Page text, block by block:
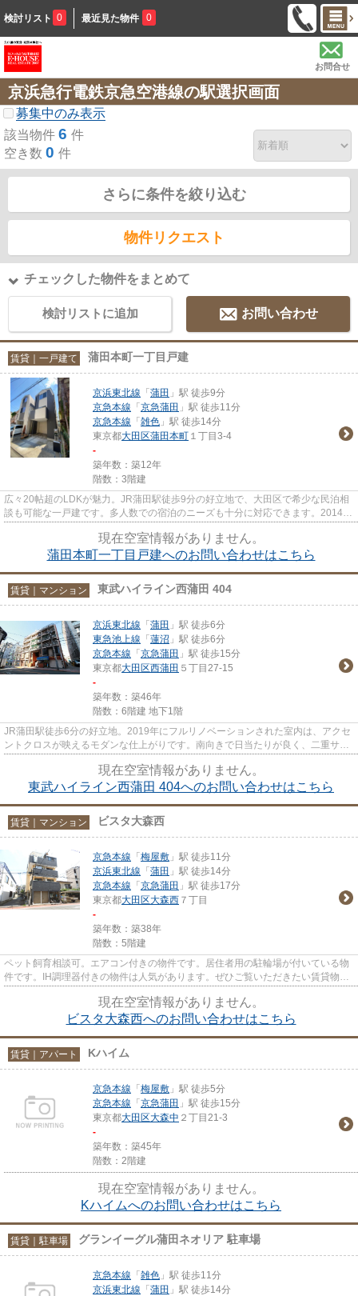
検討リスト 0 最近見た物件 0
お問合せ
京浜急行電鉄京急空港線の駅選択画面
募集中のみ表示
該当物件 6 件
空き数 0 件
さらに条件を絞り込む
物件リクエスト
チェックした物件をまとめて
検討リストに追加 お問い合わせ
賃貸｜一戸建て 蒲田本町一丁目戸建
京浜東北線 「 蒲田 」駅 徒歩9分
京急本線 「 京急蒲田 」駅 徒歩11分
京急本線 「 雑色 」駅 徒歩14分
東京都大田区蒲田本町 １丁目3-4
-
築年数：築12年
階数：3階建
広々20帖超のLDKが魅力。JR蒲田駅徒歩9分の好立地で、大田区で希少な民泊相
談も可能な一戸建です。多人数での宿泊のニーズも十分に対応できます。2014年
現在空室情報がありません。
蒲田本町一丁目戸建へのお問い合わせはこちら
賃貸｜マンション 東武ハイライン西蒲田 404
京浜東北線 「 蒲田 」駅 徒歩6分
東急池上線 「 蓮沼 」駅 徒歩6分
京急本線 「 京急蒲田 」駅 徒歩15分
東京都大田区西蒲田 ５丁目27-15
-
築年数：築46年
階数：6階建 地下1階
JR蒲田駅徒歩6分の好立地。2019年にフルリノベーションされた室内は、アクセ
ントクロスが映えるモダンな仕上がりです。南向きで日当たりが良く、二重サッ
現在空室情報がありません。
東武ハイライン西蒲田 404へのお問い合わせはこちら
賃貸｜マンション ビスタ大森西
京急本線 「 梅屋敷 」駅 徒歩11分
京浜東北線 「 蒲田 」駅 徒歩14分
京急本線 「 京急蒲田 」駅 徒歩17分
東京都大田区大森西 ７丁目
-
築年数：築38年
階数：5階建
ペット飼育相談可。エアコン付きの物件です。居住者用の駐輪場が付いている物
件です。IH調理器付きの物件は人気があります。ぜひご覧いただきたい賃貸物件
現在空室情報がありません。
ビスタ大森西へのお問い合わせはこちら
賃貸｜アパート Kハイム
京急本線 「 梅屋敷 」駅 徒歩5分
京急本線 「 京急蒲田 」駅 徒歩15分
東京都大田区大森中 ２丁目21-3
-
築年数：築45年
階数：2階建
現在空室情報がありません。
Kハイムへのお問い合わせはこちら
賃貸｜駐車場 グランイーグル蒲田ネオリア 駐車場
京急本線 「 雑色 」駅 徒歩11分
京浜東北線 「 蒲田 」駅 徒歩14分